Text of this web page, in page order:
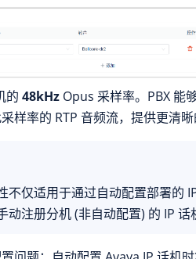
的 48kHz Opus 采样率。PBX 能
样率的 RTP 音频流，提供更清
不仅适用于通过自动配置部署的
动注册分机 (非自动配置) 的 IP 话